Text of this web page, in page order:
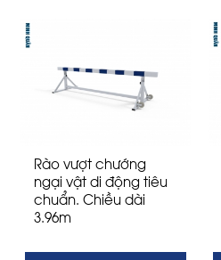
Rào vượt chướng
ngại vật di động tiêu
chuẩn. Chiều dài
3.96m